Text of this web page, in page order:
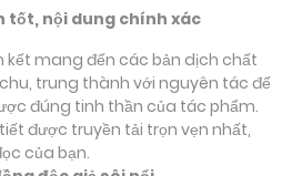
tốt, nội dung chính xác
mang đến các bản dịch chất
trung thành với nguyên tác để
đúng tinh thần của tác phẩm.
được truyền tải trọn vẹn nhất,
của bạn.